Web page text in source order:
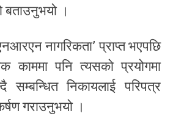
बताउनुभयो ।
नागरिकता’ प्राप्त भएपछि
काममा पनि त्यसको प्रयोगमा
सम्बन्धित निकायलाई परिपत्र
गराउनुभयो ।